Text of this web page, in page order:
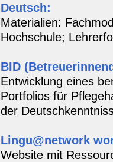
Deutsch:
Materialien:
Hochschule;
BID
Entwicklung eines
Portfolios für
der
Lingu@network
Website mit